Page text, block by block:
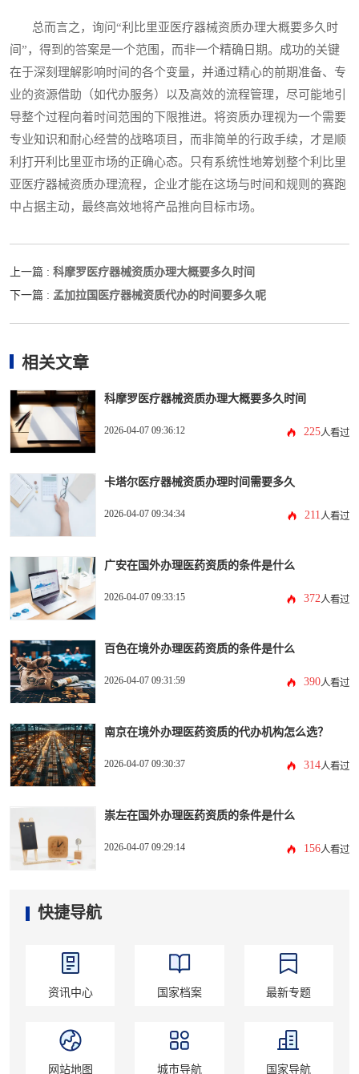
总而言之，询问“利比里亚医疗器械资质办理大概要多久时
间”，得到的答案是一个范围，而非一个精确日期。成功的关键
在于深刻理解影响时间的各个变量，并通过精心的前期准备、专
业的资源借助（如代办服务）以及高效的流程管理，尽可能地引
导整个过程向着时间范围的下限推进。将资质办理视为一个需要
专业知识和耐心经营的战略项目，而非简单的行政手续，才是顺
利打开利比里亚市场的正确心态。只有系统性地筹划整个利比里
亚医疗器械资质办理流程，企业才能在这场与时间和规则的赛跑
中占据主动，最终高效地将产品推向目标市场。
上一篇 : 科摩罗医疗器械资质办理大概要多久时间
下一篇 : 孟加拉国医疗器械资质代办的时间要多久呢
相关文章
科摩罗医疗器械资质办理大概要多久时间
2026-04-07 09:36:12 225人看过
卡塔尔医疗器械资质办理时间需要多久
2026-04-07 09:34:34 211人看过
广安在国外办理医药资质的条件是什么
2026-04-07 09:33:15 372人看过
百色在境外办理医药资质的条件是什么
2026-04-07 09:31:59 390人看过
南京在境外办理医药资质的代办机构怎么选？
2026-04-07 09:30:37 314人看过
崇左在国外办理医药资质的条件是什么
2026-04-07 09:29:14 156人看过
快捷导航
资讯中心 国家档案 最新专题
网站地图 城市导航 国家导航